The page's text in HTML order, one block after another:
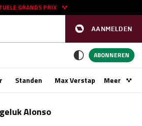
AANMELDEN
GRANDS PRIX
11 - 13 sep
ABONNEREN
Standen Max VerstappenMeer
Alonso